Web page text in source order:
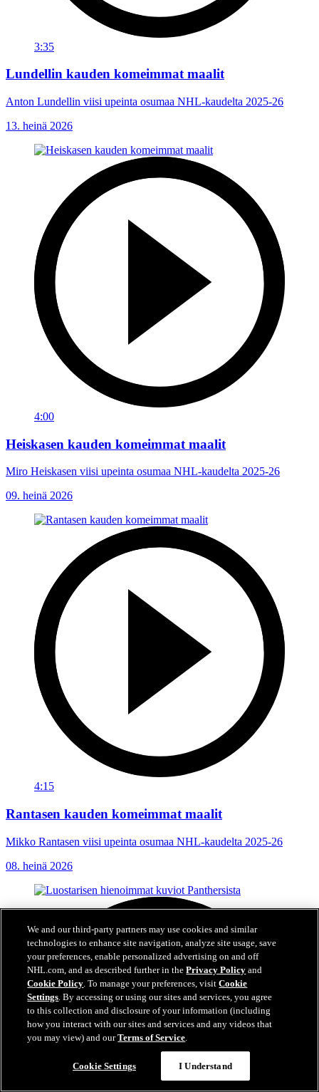
3:35
Lundellin kauden komeimmat maalit
Anton Lundellin viisi upeinta osumaa NHL-kaudelta 2025-26
13. heinä 2026
4:00
Heiskasen kauden komeimmat maalit
Miro Heiskasen viisi upeinta osumaa NHL-kaudelta 2025-26
09. heinä 2026
4:15
Rantasen kauden komeimmat maalit
Mikko Rantasen viisi upeinta osumaa NHL-kaudelta 2025-26
08. heinä 2026
We and our third-party partners may use cookies and similar
technologies to enhance site navigation, analyze site usage, save
your preferences, enable personalized advertising on and off
NHL.com, and as described further in thePrivacy Policy and
Cookie Policy. To manage your preferences, visitCookie
Settings. By accessing or using our sites and services, you agree
to this collection and disclosure of your information (including
how you interact with our sites and services and any videos that
you may view) and ourTerms of Service.
Cookie Settings I Understand